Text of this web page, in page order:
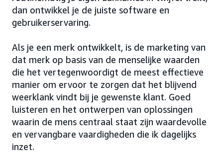
dan ontwikkel je de juiste software en
gebruikerservaring.
Als je een merk ontwikkelt, is de marketing van
dat merk op basis van de menselijke waarden
die het vertegenwoordigt de meest effectieve
manier om ervoor te zorgen dat het blijvend
weerklank vindt bij je gewenste klant. Goed
luisteren en het ontwerpen van oplossingen
waarin de mens centraal staat zijn waardevolle
en vervangbare vaardigheden die ik dagelijks
inzet.